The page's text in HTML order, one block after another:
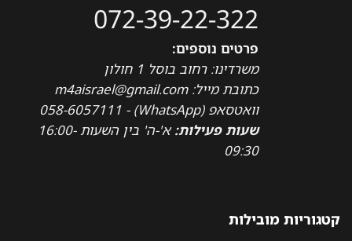
072-39-22-322
פרטים נוספים:
משרדינו: רחוב בוסל 1 חולון
כתובת מייל: m4aisrael@gmail.com
וואטסאפ (WhatsApp) - 058-6057111
שעות פעילות:
א'-ה' בין השעות 16:00-
09:30
קטגוריות מובילות